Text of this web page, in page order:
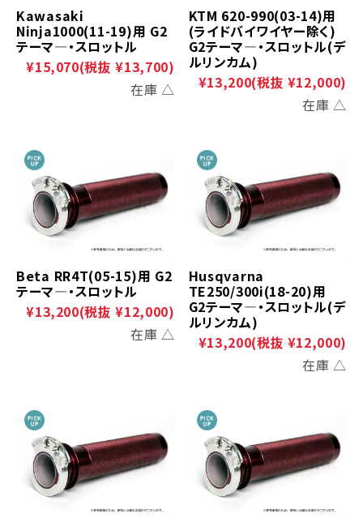
Kawasaki
Ninja1000(11-19)用 G2
テーマ―・スロットル
¥15,070(税抜 ¥13,700)
在庫 △
KTM 620-990(03-14)用
(ライドバイワイヤー除く)
G2テーマ―・スロットル(デ
ルリンカム)
¥13,200(税抜 ¥12,000)
在庫 △
Beta RR4T(05-15)用 G2
テーマ―・スロットル
¥13,200(税抜 ¥12,000)
在庫 △
Husqvarna
TE250/300i(18-20)用
G2テーマ―・スロットル(デ
ルリンカム)
¥13,200(税抜 ¥12,000)
在庫 △